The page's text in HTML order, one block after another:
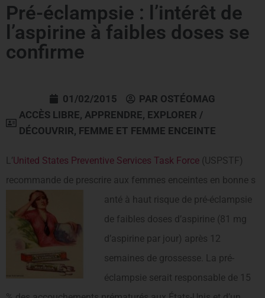
Pré-éclampsie : l’intérêt de
l’aspirine à faibles doses se
confirme
01/02/2015 PAR OSTÉOMAG
ACCÈS LIBRE, APPRENDRE, EXPLORER /
DÉCOUVRIR, FEMME ET FEMME ENCEINTE
L’United States Preventive Services Task Force (USPSTF)
recommande de prescrire aux femmes enceintes en bonne s
anté à haut risque de pré-éclampsie
de faibles doses d’aspirine (81 mg
d’aspirine par jour) après 12
semaines de grossesse. La pré-
éclampsie serait responsable de 15